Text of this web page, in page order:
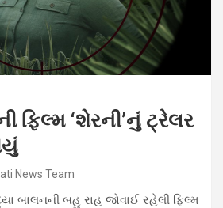
ફિલ્મ ‘શેરની’નું ટ્રેલર
News Team
બાલનની બહુ રાહ જોવાઈ રહેલી ફિલ્મ